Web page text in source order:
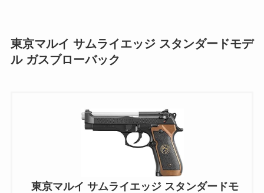
東京マルイ サムライエッジ スタンダードモデ
ル ガスブローバック
東京マルイ サムライエッジ スタンダードモ